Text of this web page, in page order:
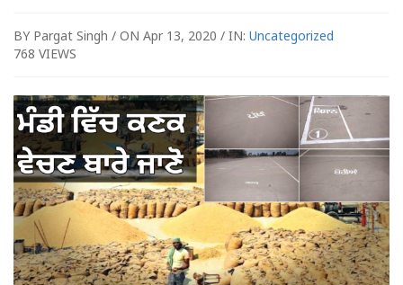
BY Pargat Singh / ON Apr 13, 2020 / IN: Uncategorized
768 VIEWS